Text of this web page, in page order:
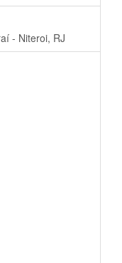
- Niteroi, RJ